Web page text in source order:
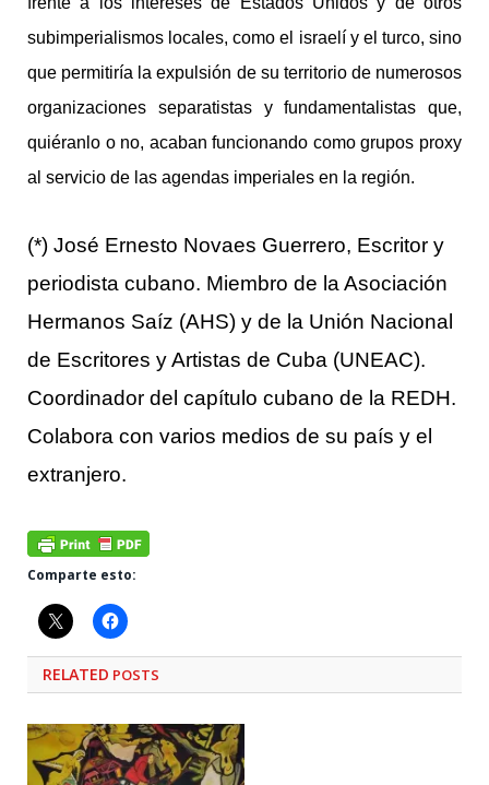
subimperialismos locales, como el israelí y el turco, sino
que permitiría la expulsión de su territorio de numerosos
organizaciones separatistas y fundamentalistas que,
quiéranlo o no, acaban funcionando como grupos proxy
al servicio de las agendas imperiales en la región.
(*) José Ernesto Novaes Guerrero, Escritor y
periodista cubano. Miembro de la Asociación
Hermanos Saíz (AHS) y de la Unión Nacional
de Escritores y Artistas de Cuba (UNEAC).
Coordinador del capítulo cubano de la REDH.
Colabora con varios medios de su país y el
extranjero.
Comparte esto:
RELATED POSTS